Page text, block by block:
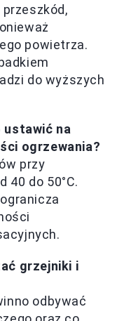
powietrza.
do wyższych
ustawić na
ogrzewania?
przy
40 do 50°C.
grzejniki i
odbywać